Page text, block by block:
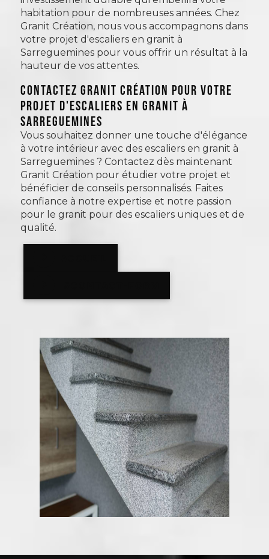
habitation pour de nombreuses années. Chez
Granit Création, nous vous accompagnons dans
votre projet d'escaliers en granit à
Sarreguemines pour vous offrir un résultat à la
hauteur de vos attentes.
CONTACTEZ GRANIT CRÉATION POUR VOTRE
PROJET D'ESCALIERS EN GRANIT À
SARREGUEMINES
Vous souhaitez donner une touche d'élégance
à votre intérieur avec des escaliers en granit à
Sarreguemines ? Contactez dès maintenant
Granit Création pour étudier votre projet et
bénéficier de conseils personnalisés. Faites
confiance à notre expertise et notre passion
pour le granit pour des escaliers uniques et de
qualité.